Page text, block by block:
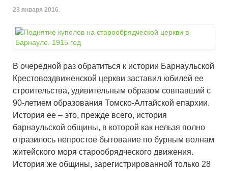
23 января 2016
В очередной раз обратиться к истории Барнаульской
Крестовоздвиженской церкви заставил юбилей ее
строительства, удивительным образом совпавший с
90-летием образования Томско-Алтайской епархии.
История ее – это, прежде всего, история
барнаульской общины, в которой как нельзя полно
отразилось непростое бытование по бурным волнам
житейского моря старообрядческого движения.
История же общины, зарегистрированной только 28